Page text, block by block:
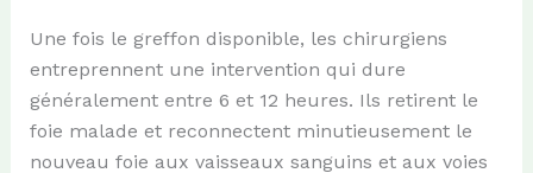
Une fois le greffon disponible, les chirurgiens
entreprennent une intervention qui dure
généralement entre 6 et 12 heures. Ils retirent le
foie malade et reconnectent minutieusement le
nouveau foie aux vaisseaux sanguins et aux voies